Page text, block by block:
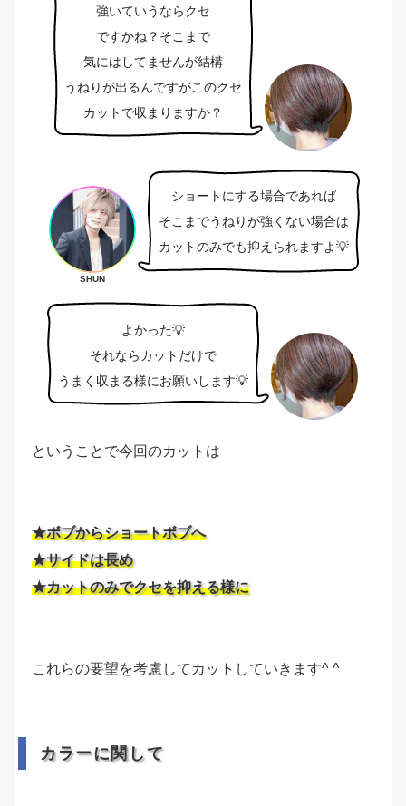
強いていうならクセ
ですかね？そこまで
気にはしてませんが結構
うねりが出るんですがこのクセ
カットで収まりますか？
SHUN
ショートにする場合であれば
そこまでうねりが強くない場合は
カットのみでも抑えられますよ💡
よかった💡
それならカットだけで
うまく収まる様にお願いします💡
ということで今回のカットは
★ボブからショートボブへ
★サイドは長め
★カットのみでクセを抑える様に
これらの要望を考慮してカットしていきます^ ^
カラーに関して